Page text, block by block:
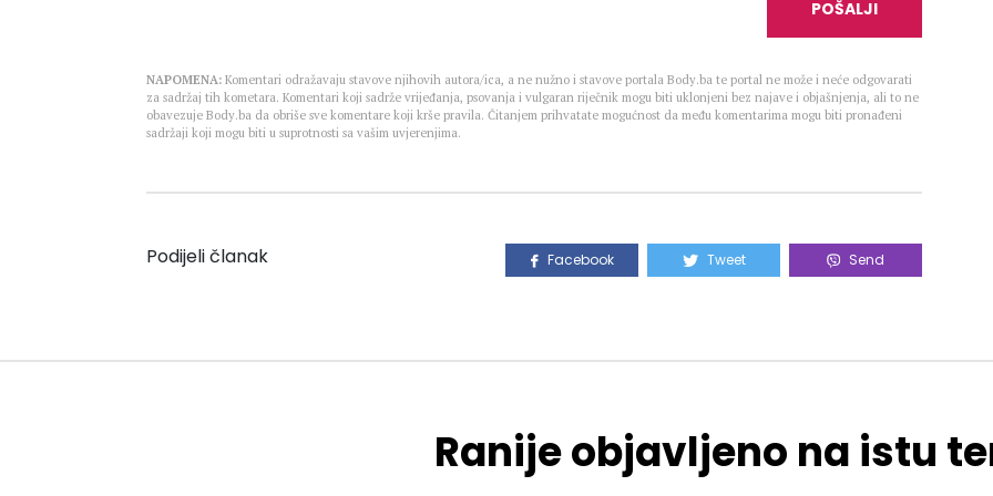
POŠALJI
NAPOMENA: Komentari odražavaju stavove njihovih autora/ica, a ne nužno i stavove portala Body.ba te portal ne može i neće odgovarati
za sadržaj tih kometara. Komentari koji sadrže vrijeđanja, psovanja i vulgaran riječnik mogu biti uklonjeni bez najave i objašnjenja, ali to ne
obavezuje Body.ba da obriše sve komentare koji krše pravila. Čitanjem prihvatate mogućnost da među komentarima mogu biti pronađeni
sadržaji koji mogu biti u suprotnosti sa vašim uvjerenjima.
Podijeli članak Facebook Tweet Send
Ranije objavljeno na istu